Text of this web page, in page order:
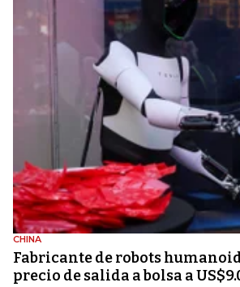
CHINA
Fabricante de robots
precio de salida a bolsa a